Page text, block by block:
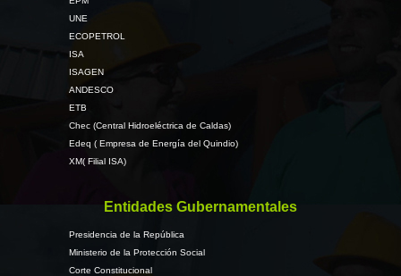
UNE
ECOPETROL
ISA
ISAGEN
ANDESCO
ETB
Chec (Central Hidroeléctrica de Caldas)
Edeq ( Empresa de Energía del Quindio)
XM( Filial ISA)
Entidades Gubernamentales
Presidencia de la República
Ministerio de la Protección Social
Corte Constitucional